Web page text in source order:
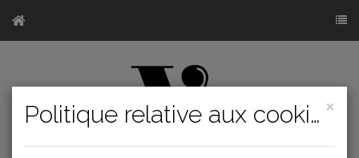
×
Politique relative aux cookies